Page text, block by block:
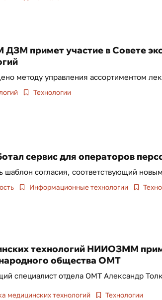
примет участие в Совете
методу управления ассортиментом
Технологии
сервис для операторов
шаблон согласия, соответствующий
Информационные технологии
технологий НИИОЗММ
общества ОМТ
специалист отдела ОМТ Александр
медицинских технологий Технологии